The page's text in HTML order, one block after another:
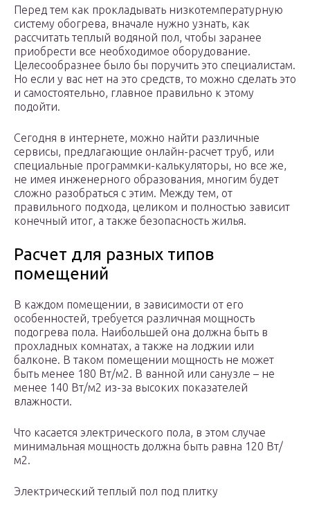
Перед тем как прокладывать низкотемпературную
систему обогрева, вначале нужно узнать, как
рассчитать теплый водяной пол, чтобы заранее
приобрести все необходимое оборудование.
Целесообразнее было бы поручить это специалистам.
Но если у вас нет на это средств, то можно сделать это
и самостоятельно, главное правильно к этому
подойти.
Сегодня в интернете, можно найти различные
сервисы, предлагающие онлайн-расчет труб, или
специальные программки-калькуляторы, но все же,
не имея инженерного образования, многим будет
сложно разобраться с этим. Между тем, от
правильного подхода, целиком и полностью зависит
конечный итог, а также безопасность жилья.
Расчет для разных типов
помещений
В каждом помещении, в зависимости от его
особенностей, требуется различная мощность
подогрева пола. Наибольшей она должна быть в
прохладных комнатах, а также на лоджии или
балконе. В таком помещении мощность не может
быть менее 180 Вт/м2. В ванной или санузле – не
менее 140 Вт/м2 из-за высоких показателей
влажности.
Что касается электрического пола, в этом случае
минимальная мощность должна быть равна 120 Вт/
м2.
Электрический теплый пол под плитку